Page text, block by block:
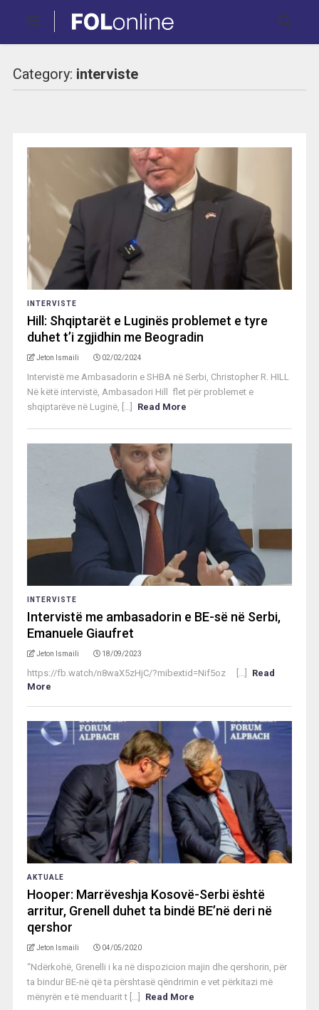
Category: interviste
INTERVISTE
Hill: Shqiptarët e Luginës problemet e tyre
duhet t’i zgjidhin me Beogradin
Jeton Ismaili 02/02/2024
Intervistë me Ambasadorin e SHBA në Serbi, Christopher R. HILL
Në këtë intervistë, Ambasadori Hill flet për problemet e
shqiptarëve në Luginë, [...]
Read More
INTERVISTE
Intervistë me ambasadorin e BE-së në Serbi,
Emanuele Giaufret
Jeton Ismaili 18/09/2023
https://fb.watch/n8waX5zHjC/?mibextid=Nif5oz [...]
Read
More
AKTUALE
Hooper: Marrëveshja Kosovë-Serbi është
arritur, Grenell duhet ta bindë BE’në deri në
qershor
Jeton Ismaili 04/05/2020
“Ndërkohë, Grenelli i ka në dispozicion majin dhe qershorin, për
ta bindur BE-në që ta përshtasë qëndrimin e vet përkitazi më
mënyrën e të menduarit t [...]
Read More